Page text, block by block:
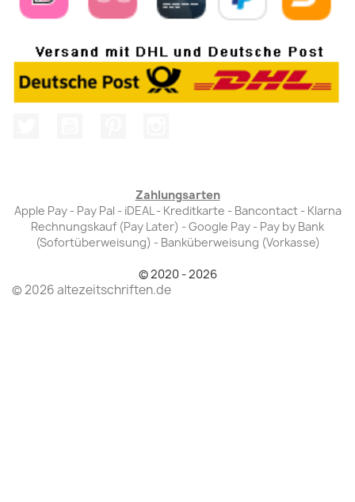
Zahlungsarten
Apple Pay - Pay Pal - iDEAL - Kreditkarte - Bancontact - Klarna
Rechnungskauf (Pay Later) - Google Pay - Pay by Bank
(Sofortüberweisung) - Banküberweisung (Vorkasse)
© 2020 - 2026
© 2026 altezeitschriften.de